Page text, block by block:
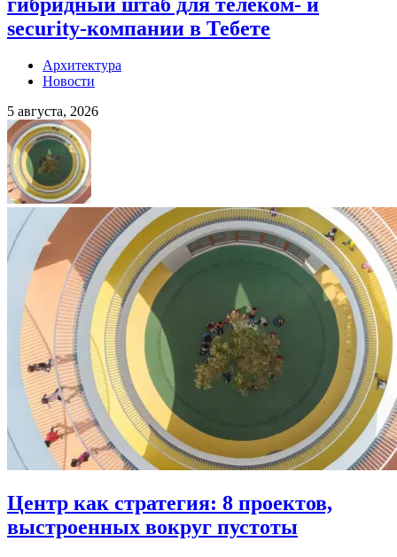
security-компании в Тебете
Архитектура
Новости
5 августа, 2026
Центр как стратегия: 8 проектов,
выстроенных вокруг пустоты